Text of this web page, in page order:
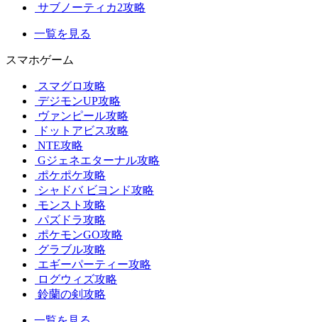
サブノーティカ2攻略
一覧を見る
スマホゲーム
スマグロ攻略
デジモンUP攻略
ヴァンピール攻略
ドットアビス攻略
NTE攻略
Gジェネエターナル攻略
ポケポケ攻略
シャドバ ビヨンド攻略
モンスト攻略
パズドラ攻略
ポケモンGO攻略
グラブル攻略
エギーパーティー攻略
ログウィズ攻略
鈴蘭の剣攻略